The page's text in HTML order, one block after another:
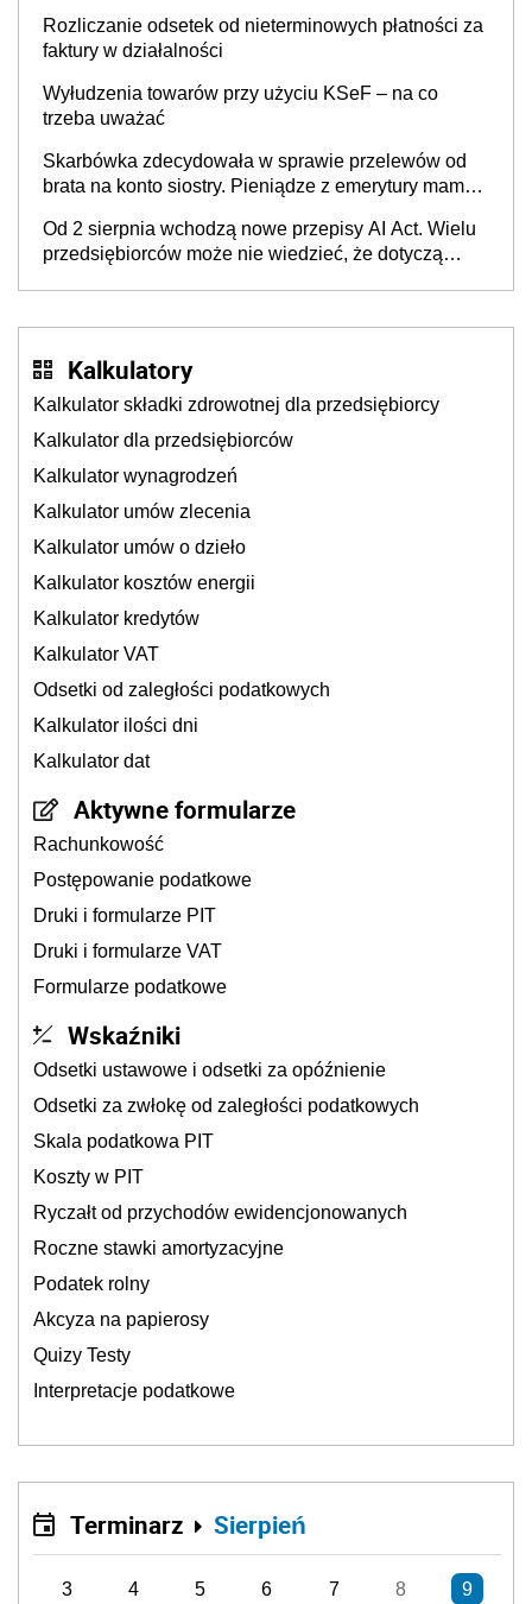
Rozliczanie odsetek od nieterminowych płatności za
faktury w działalności
Wyłudzenia towarów przy użyciu KSeF – na co
trzeba uważać
Skarbówka zdecydowała w sprawie przelewów od
brata na konto siostry. Pieniądze z emerytury mamy
będzie
Od 2 sierpnia wchodzą nowe przepisy AI Act. Wielu
przedsiębiorców może nie wiedzieć, że dotyczą
Kalkulatory
Kalkulator składki zdrowotnej dla przedsiębiorcy
Kalkulator dla przedsiębiorców
Kalkulator wynagrodzeń
Kalkulator umów zlecenia
Kalkulator umów o dzieło
Kalkulator kosztów energii
Kalkulator kredytów
Kalkulator VAT
Odsetki od zaległości podatkowych
Kalkulator ilości dni
Kalkulator dat
Aktywne formularze
Rachunkowość
Postępowanie podatkowe
Druki i formularze PIT
Druki i formularze VAT
Formularze podatkowe
Wskaźniki
Odsetki ustawowe i odsetki za opóźnienie
Odsetki za zwłokę od zaległości podatkowych
Skala podatkowa PIT
Koszty w PIT
Ryczałt od przychodów ewidencjonowanych
Roczne stawki amortyzacyjne
Podatek rolny
Akcyza na papierosy
Quizy Testy
Interpretacje podatkowe
Terminarz Sierpień
3 4 5 6 7 8 9